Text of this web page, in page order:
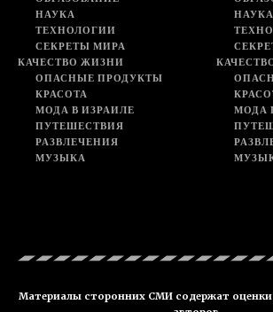
НАУКА
ТЕХНОЛОГИИ
СЕКРЕТЫ МИРА
КАЧЕСТВО ЖИЗНИ
ОПАСНЫЕ ПРОДУКТЫ
КРАСОТА
МОДА В ИЗРАИЛЕ
ПУТЕШЕСТВИЯ
РАЗВЛЕЧЕНИЯ
МУЗЫКА
НАУКА
МОДА
Материалы сторонних СМИ содержат